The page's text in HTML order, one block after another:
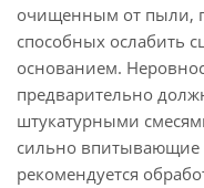
очищенным от пыли,
способных ослабить
основанием.
предварительно
штукатурными
сильно впитывающие
рекомендуется